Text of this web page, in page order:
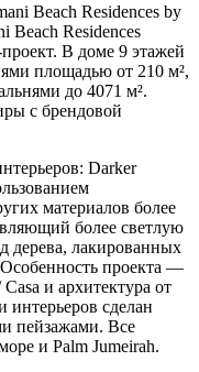
Beach Residences by
Beach Residences
В доме 9 этажей
площадью от 210 м²,
до 4071 м².
с брендовой
Darker
материалов более
более светлую
дерева, лакированных
Особенность проекта —
и архитектура от
интерьеров сделан
пейзажами. Все
и Palm Jumeirah.